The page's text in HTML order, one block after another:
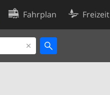
Fahrplan Freizeit
Cookie-Richtlinie
Cookie-Einstellungen